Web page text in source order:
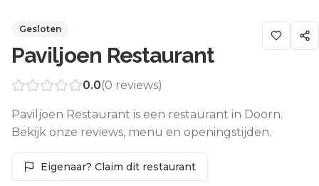
Gesloten
Paviljoen Restaurant
0.0(0 reviews)
Paviljoen Restaurant is een restaurant in Doorn.
Bekijk onze reviews, menu en openingstijden.
Eigenaar? Claim dit restaurant